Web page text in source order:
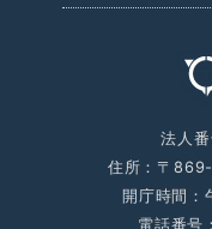
法人
住所：〒
開庁時間：
電話番号